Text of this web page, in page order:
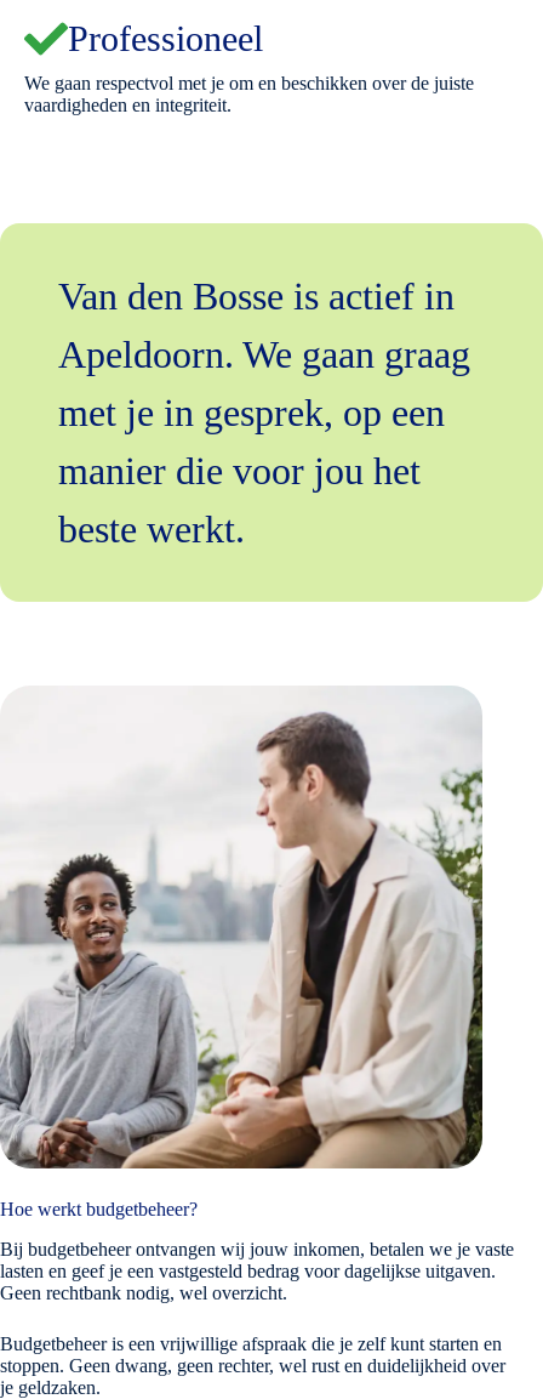
Professioneel
We gaan respectvol met je om en beschikken over de juiste
vaardigheden en integriteit.
Van den Bosse is actief in
Apeldoorn. We gaan graag
met je in gesprek, op een
manier die voor jou het
beste werkt.
Hoe werkt budgetbeheer?
Bij budgetbeheer ontvangen wij jouw inkomen, betalen we je vaste
lasten en geef je een vastgesteld bedrag voor dagelijkse uitgaven.
Geen rechtbank nodig, wel overzicht.
Budgetbeheer is een vrijwillige afspraak die je zelf kunt starten en
stoppen. Geen dwang, geen rechter, wel rust en duidelijkheid over
je geldzaken.